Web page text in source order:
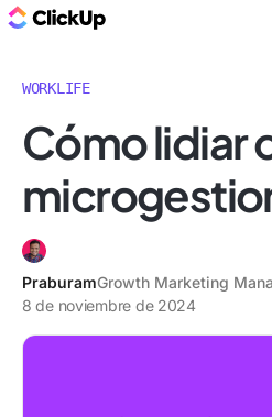
WORKLIFE
Cómo lidiar
PraburamGrowth Marketing
8 de noviembre de 2024